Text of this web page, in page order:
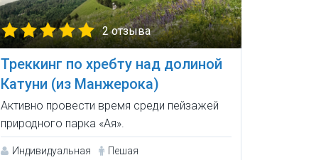
2 отзыва
Треккинг по хребту над долиной
Катуни (из Манжерока)
Активно провести время среди пейзажей
природного парка «Ая».
Индивидуальная
Пешая